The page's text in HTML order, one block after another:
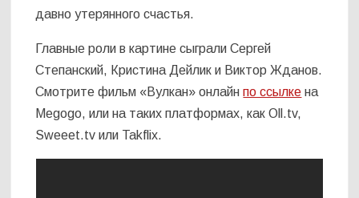
давно утерянного счастья.
Главные роли в картине сыграли Сергей
Степанский, Кристина Дейлик и Виктор Жданов.
Смотрите фильм «Вулкан» онлайнпо ссылке на
Megogo, или на таких платформах, как Oll.tv,
Sweeet.tv или Takflix.